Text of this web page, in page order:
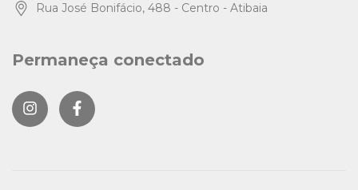
Rua José Bonifácio, 488 - Centro - Atibaia
Permaneça conectado